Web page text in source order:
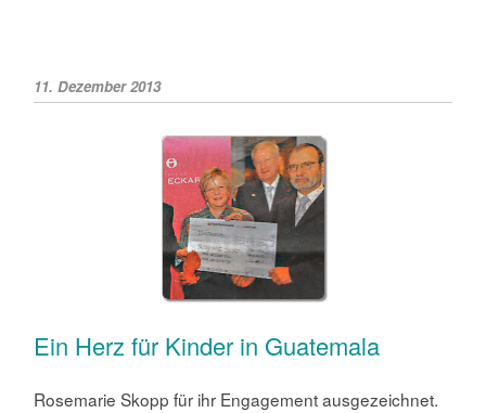
11. Dezember 2013
Ein Herz für Kinder in Guatemala
Rosemarie Skopp für ihr Engagement ausgezeichnet.